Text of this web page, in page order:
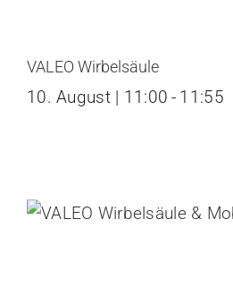
VALEO Wirbelsäule
10. August | 11:00 - 11:55